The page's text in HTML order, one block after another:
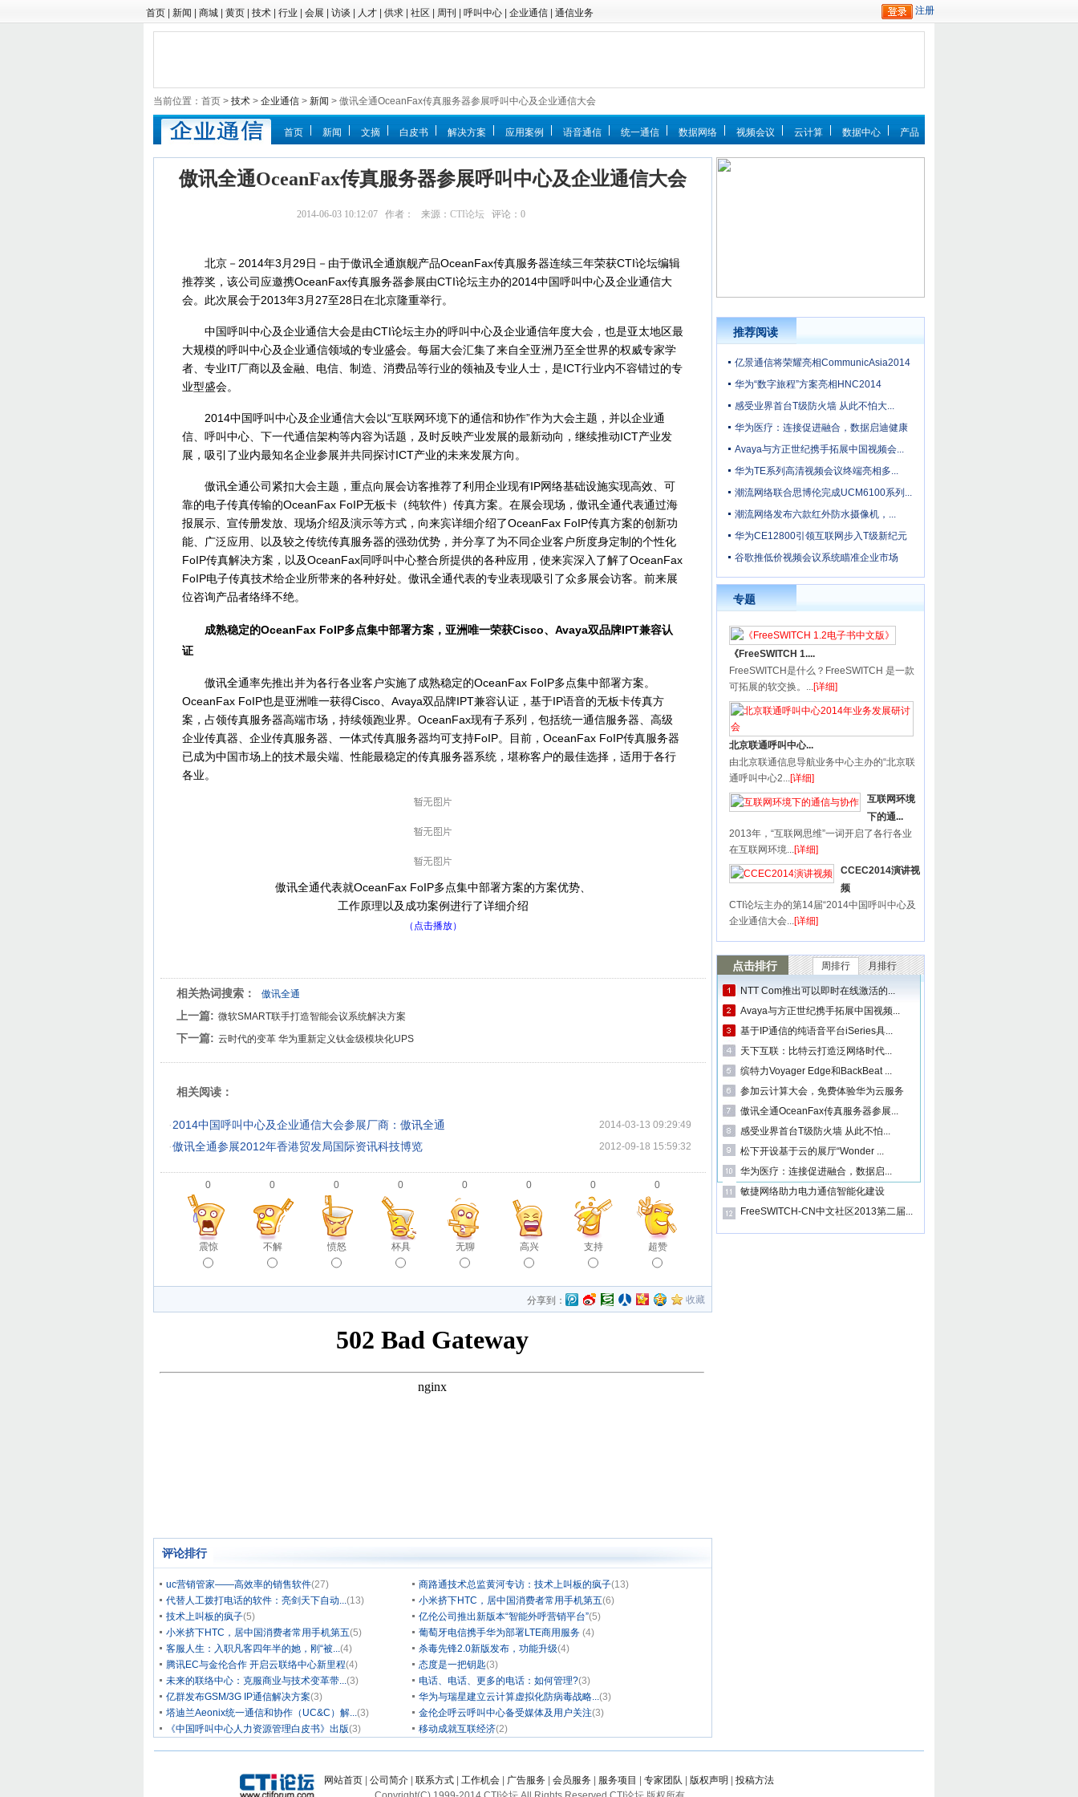
首页 新闻 商城 黄页 技术 行业 会展 访谈 人才 供求 社区 周刊 呼叫中心 企业通信 通信业务
当前位置：首页 > 技术 > 企业通信 > 新闻 > 傲讯全通OceanFax传真服务器参展呼叫中心及企业通信大会
首页 新闻 文摘 白皮书 解决方案 应用案例 语音通信 统一通信 数据网络 视频会议 云计算 数据中心 产品
傲讯全通OceanFax传真服务器参展呼叫中心及企业通信大会
2014-06-03 10:12:07 作者： 来源： CTI论坛 评论： 0
北京－2014年3月29日－由于傲讯全通旗舰产品OceanFax传真服务器连续三年荣获CTI论坛编辑
推荐奖，该公司应邀携OceanFax传真服务器参展由CTI论坛主办的2014中国呼叫中心及企业通信大
会。此次展会于2013年3月27至28日在北京隆重举行。
中国呼叫中心及企业通信大会是由CTI论坛主办的呼叫中心及企业通信年度大会，也是亚太地区最
大规模的呼叫中心及企业通信领域的专业盛会。每届大会汇集了来自全亚洲乃至全世界的权威专家学
者、专业IT厂商以及金融、电信、制造、消费品等行业的领袖及专业人士，是ICT行业内不容错过的专
业型盛会。
2014中国呼叫中心及企业通信大会以“互联网环境下的通信和协作”作为大会主题，并以企业通
信、呼叫中心、下一代通信架构等内容为话题，及时反映产业发展的最新动向，继续推动ICT产业发
展，吸引了业内最知名企业参展并共同探讨ICT产业的未来发展方向。
傲讯全通公司紧扣大会主题，重点向展会访客推荐了利用企业现有IP网络基础设施实现高效、可
靠的电子传真传输的OceanFax FoIP无板卡（纯软件）传真方案。在展会现场，傲讯全通代表通过海
报展示、宣传册发放、现场介绍及演示等方式，向来宾详细介绍了OceanFax FoIP传真方案的创新功
能、广泛应用、以及较之传统传真服务器的强劲优势，并分享了为不同企业客户所度身定制的个性化
FoIP传真解决方案，以及OceanFax同呼叫中心整合所提供的各种应用，使来宾深入了解了OceanFax
FoIP电子传真技术给企业所带来的各种好处。傲讯全通代表的专业表现吸引了众多展会访客。前来展
位咨询产品者络绎不绝。
成熟稳定的OceanFax FoIP多点集中部署方案，亚洲唯一荣获Cisco、Avaya双品牌IPT兼容认
证
傲讯全通率先推出并为各行各业客户实施了成熟稳定的OceanFax FoIP多点集中部署方案。
OceanFax FoIP也是亚洲唯一获得Cisco、Avaya双品牌IPT兼容认证，基于IP语音的无板卡传真方
案，占领传真服务器高端市场，持续领跑业界。OceanFax现有子系列，包括统一通信服务器、高级
企业传真器、企业传真服务器、一体式传真服务器均可支持FoIP。目前，OceanFax FoIP传真服务器
已成为中国市场上的技术最尖端、性能最稳定的传真服务器系统，堪称客户的最佳选择，适用于各行
各业。
傲讯全通代表就OceanFax FoIP多点集中部署方案的方案优势、
工作原理以及成功案例进行了详细介绍
（点击播放）
相关热词搜索： 傲讯全通
上一篇: 微软SMART联手打造智能会议系统解决方案
下一篇: 云时代的变革 华为重新定义钛金级模块化UPS
相关阅读：
·2014中国呼叫中心及企业通信大会参展厂商：傲讯全通 2014-03-13 09:29:49
·傲讯全通参展2012年香港贸发局国际资讯科技博览 2012-09-18 15:59:32
0
震惊
0
不解
0
愤怒
0
杯具
0
无聊
0
高兴
0
支持
0
超赞
分享到： 收藏
评论排行
uc营销管家——高效率的销售软件(27) 商路通技术总监黄河专访：技术上叫板的疯子(13)
代替人工拨打电话的软件：亮剑天下自动...(13) 小米挤下HTC，居中国消费者常用手机第五(6)
技术上叫板的疯子(5) 亿伦公司推出新版本“智能外呼营销平台”(5)
小米挤下HTC，居中国消费者常用手机第五(5) 葡萄牙电信携手华为部署LTE商用服务 (4)
客服人生：入职凡客四年半的她，刚“被...(4) 杀毒先锋2.0新版发布，功能升级(4)
腾讯EC与金伦合作 开启云联络中心新里程(4) 态度是一把钥匙(3)
未来的联络中心：克服商业与技术变革带...(3) 电话、电话、更多的电话：如何管理?(3)
亿群发布GSM/3G IP通信解决方案(3) 华为与瑞星建立云计算虚拟化防病毒战略...(3)
塔迪兰Aeonix统一通信和协作（UC&C）解...(3) 金伦企呼云呼叫中心备受媒体及用户关注(3)
《中国呼叫中心人力资源管理白皮书》出版(3) 移动成就互联经济(2)
推荐阅读
亿景通信将荣耀亮相CommunicAsia2014
华为“数字旅程”方案亮相HNC2014
感受业界首台T级防火墙 从此不怕大...
华为医疗：连接促进融合，数据启迪健康
Avaya与方正世纪携手拓展中国视频会...
华为TE系列高清视频会议终端亮相多...
潮流网络联合思博伦完成UCM6100系列...
潮流网络发布六款红外防水摄像机，...
华为CE12800引领互联网步入T级新纪元
谷歌推低价视频会议系统瞄准企业市场
专题
《FreeSWITCH 1....
FreeSWITCH是什么？FreeSWITCH 是一款
可拓展的软交换。...[详细]
北京联通呼叫中心...
由北京联通信息导航业务中心主办的“北京联
通呼叫中心2...[详细]
互联网环境
下的通...
2013年，“互联网思维”一词开启了各行各业
在互联网环境...[详细]
CCEC2014演讲视
频
CTI论坛主办的第14届“2014中国呼叫中心及
企业通信大会...[详细]
点击排行 周排行 月排行
NTT Com推出可以即时在线激活的...
Avaya与方正世纪携手拓展中国视频...
基于IP通信的纯语音平台iSeries具...
天下互联：比特云打造泛网络时代...
缤特力Voyager Edge和BackBeat ...
参加云计算大会，免费体验华为云服务
傲讯全通OceanFax传真服务器参展...
感受业界首台T级防火墙 从此不怕...
松下开设基于云的展厅“Wonder ...
华为医疗：连接促进融合，数据启...
敏捷网络助力电力通信智能化建设
FreeSWITCH-CN中文社区2013第二届...
网站首页 公司简介 联系方式 工作机会 广告服务 会员服务 服务项目 专家团队 版权声明
投稿方法